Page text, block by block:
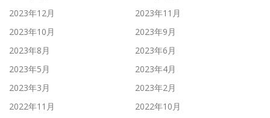
2023年12月
2023年11月
2023年10月
2023年9月
2023年8月
2023年6月
2023年5月
2023年4月
2023年3月
2023年2月
2022年11月
2022年10月